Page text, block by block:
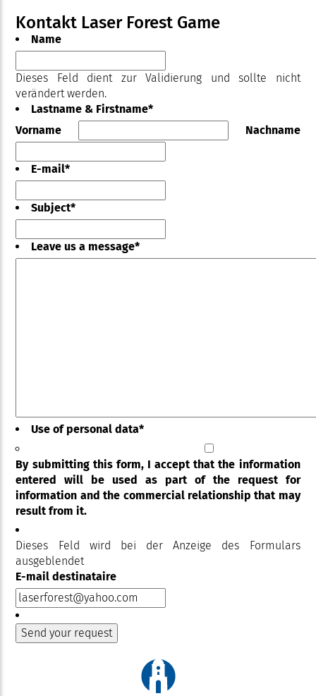
Kontakt Laser Forest Game
Name
Dieses Feld dient zur Validierung und sollte nicht
verändert werden.
Lastname & Firstname*
Vorname
Nachname
E-mail*
Subject*
Leave us a message*
Use of personal data*
By submitting this form, I accept that the information
entered will be used as part of the request for
information and the commercial relationship that may
result from it.
Dieses Feld wird bei der Anzeige des Formulars
ausgeblendet
E-mail destinataire